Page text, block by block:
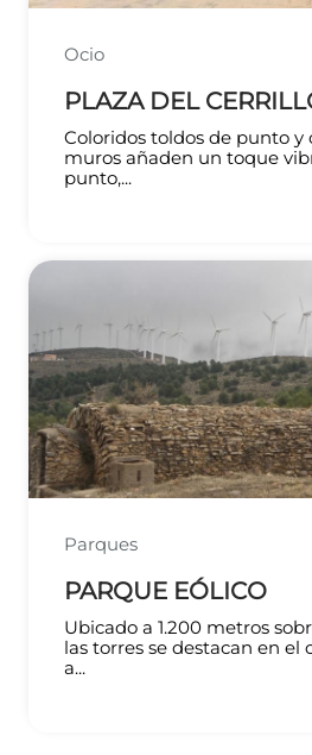
Ocio
PLAZA DEL
Coloridos toldos de punto y
muros añaden un toque
punto,...
Parques
PARQUE EÓLICO
Ubicado a 1.200 metros
las torres se destacan en el
a...